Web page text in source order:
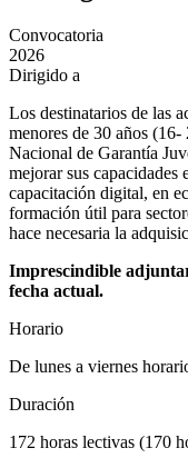
Convocatoria
2026
Dirigido a
Los destinatarios de las
menores de 30 años
Nacional de Garantía
mejorar sus
capacitación digital, en
formación útil para
hace necesaria la
Imprescindible
fecha actual.
Horario
De lunes a viernes
Duración
172 horas lectivas (170